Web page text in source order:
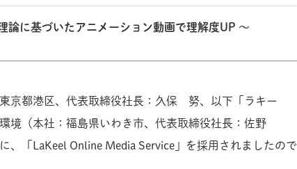
に基づいたアニメーション動画で理解度UP ～
京都港区、代表取締役社長：久保 努、以下「ラキー
境（本社：福島県いわき市、代表取締役社長：佐野
、「LaKeel Online Media Service」を採用されましたので